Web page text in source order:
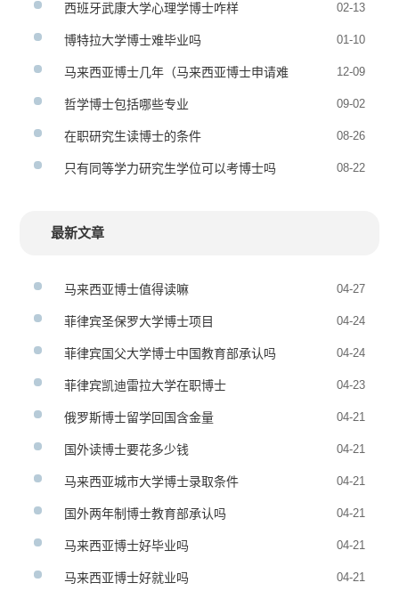
西班牙武康大学心理学博士咋样 02-13
博特拉大学博士难毕业吗 01-10
马来西亚博士几年（马来西亚博士申请难
度）
12-09
哲学博士包括哪些专业 09-02
在职研究生读博士的条件 08-26
只有同等学力研究生学位可以考博士吗 08-22
最新文章
马来西亚博士值得读嘛 04-27
菲律宾圣保罗大学博士项目 04-24
菲律宾国父大学博士中国教育部承认吗 04-24
菲律宾凯迪雷拉大学在职博士 04-23
俄罗斯博士留学回国含金量 04-21
国外读博士要花多少钱 04-21
马来西亚城市大学博士录取条件 04-21
国外两年制博士教育部承认吗 04-21
马来西亚博士好毕业吗 04-21
马来西亚博士好就业吗 04-21